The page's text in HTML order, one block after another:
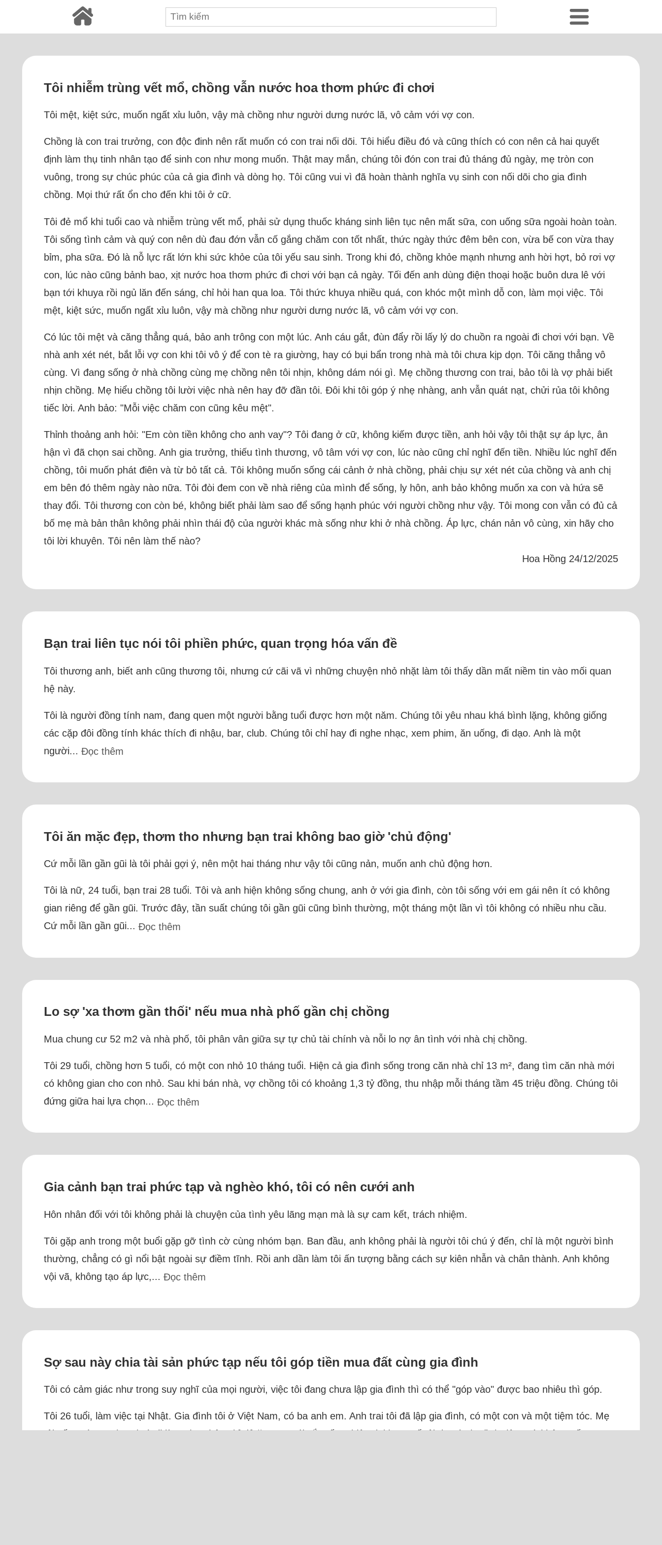
Tôi nhiễm trùng vết mổ, chồng vẫn nước hoa thơm phức đi chơi
Tôi mệt, kiệt sức, muốn ngất xỉu luôn, vậy mà chồng như người dưng nước lã, vô cảm với vợ con.
Chồng là con trai trưởng, con độc đinh nên rất muốn có con trai nối dõi. Tôi hiểu điều đó và cũng thích có con nên cả hai quyết
định làm thụ tinh nhân tạo để sinh con như mong muốn. Thật may mắn, chúng tôi đón con trai đủ tháng đủ ngày, mẹ tròn con
vuông, trong sự chúc phúc của cả gia đình và dòng họ. Tôi cũng vui vì đã hoàn thành nghĩa vụ sinh con nối dõi cho gia đình
chồng. Mọi thứ rất ổn cho đến khi tôi ở cữ.
Tôi đẻ mổ khi tuổi cao và nhiễm trùng vết mổ, phải sử dụng thuốc kháng sinh liên tục nên mất sữa, con uống sữa ngoài hoàn toàn.
Tôi sống tình cảm và quý con nên dù đau đớn vẫn cố gắng chăm con tốt nhất, thức ngày thức đêm bên con, vừa bế con vừa thay
bỉm, pha sữa. Đó là nỗ lực rất lớn khi sức khỏe của tôi yếu sau sinh. Trong khi đó, chồng khỏe mạnh nhưng anh hời hợt, bỏ rơi vợ
con, lúc nào cũng bảnh bao, xịt nước hoa thơm phức đi chơi với bạn cả ngày. Tối đến anh dùng điện thoại hoặc buôn dưa lê với
bạn tới khuya rồi ngủ lăn đến sáng, chỉ hỏi han qua loa. Tôi thức khuya nhiều quá, con khóc một mình dỗ con, làm mọi việc. Tôi
mệt, kiệt sức, muốn ngất xỉu luôn, vậy mà chồng như người dưng nước lã, vô cảm với vợ con.
Có lúc tôi mệt và căng thẳng quá, bảo anh trông con một lúc. Anh cáu gắt, đùn đẩy rồi lấy lý do chuồn ra ngoài đi chơi với bạn. Về
nhà anh xét nét, bắt lỗi vợ con khi tôi vô ý để con tè ra giường, hay có bụi bẩn trong nhà mà tôi chưa kịp dọn. Tôi căng thẳng vô
cùng. Vì đang sống ở nhà chồng cùng mẹ chồng nên tôi nhịn, không dám nói gì. Mẹ chồng thương con trai, bảo tôi là vợ phải biết
nhịn chồng. Mẹ hiểu chồng tôi lười việc nhà nên hay đỡ đần tôi. Đôi khi tôi góp ý nhẹ nhàng, anh vẫn quát nạt, chửi rủa tôi không
tiếc lời. Anh bảo: "Mỗi việc chăm con cũng kêu mệt".
Thỉnh thoảng anh hỏi: "Em còn tiền không cho anh vay"? Tôi đang ở cữ, không kiếm được tiền, anh hỏi vậy tôi thật sự áp lực, ân
hận vì đã chọn sai chồng. Anh gia trưởng, thiếu tình thương, vô tâm với vợ con, lúc nào cũng chỉ nghĩ đến tiền. Nhiều lúc nghĩ đến
chồng, tôi muốn phát điên và từ bỏ tất cả. Tôi không muốn sống cái cảnh ở nhà chồng, phải chịu sự xét nét của chồng và anh chị
em bên đó thêm ngày nào nữa. Tôi đòi đem con về nhà riêng của mình để sống, ly hôn, anh bảo không muốn xa con và hứa sẽ
thay đổi. Tôi thương con còn bé, không biết phải làm sao để sống hạnh phúc với người chồng như vậy. Tôi mong con vẫn có đủ cả
bố mẹ mà bản thân không phải nhìn thái độ của người khác mà sống như khi ở nhà chồng. Áp lực, chán nản vô cùng, xin hãy cho
tôi lời khuyên. Tôi nên làm thế nào?
Hoa Hồng 24/12/2025
Bạn trai liên tục nói tôi phiền phức, quan trọng hóa vấn đề
Tôi thương anh, biết anh cũng thương tôi, nhưng cứ cãi vã vì những chuyện nhỏ nhặt làm tôi thấy dần mất niềm tin vào mối quan
hệ này.
Tôi là người đồng tính nam, đang quen một người bằng tuổi được hơn một năm. Chúng tôi yêu nhau khá bình lặng, không giống
các cặp đôi đồng tính khác thích đi nhậu, bar, club. Chúng tôi chỉ hay đi nghe nhạc, xem phim, ăn uống, đi dạo. Anh là một
người...Đọc thêm
Tôi ăn mặc đẹp, thơm tho nhưng bạn trai không bao giờ 'chủ động'
Cứ mỗi lần gần gũi là tôi phải gợi ý, nên một hai tháng như vậy tôi cũng nản, muốn anh chủ động hơn.
Tôi là nữ, 24 tuổi, bạn trai 28 tuổi. Tôi và anh hiện không sống chung, anh ở với gia đình, còn tôi sống với em gái nên ít có không
gian riêng để gần gũi. Trước đây, tần suất chúng tôi gần gũi cũng bình thường, một tháng một lần vì tôi không có nhiều nhu cầu.
Cứ mỗi lần gần gũi...Đọc thêm
Lo sợ 'xa thơm gần thối' nếu mua nhà phố gần chị chồng
Mua chung cư 52 m2 và nhà phố, tôi phân vân giữa sự tự chủ tài chính và nỗi lo nợ ân tình với nhà chị chồng.
Tôi 29 tuổi, chồng hơn 5 tuổi, có một con nhỏ 10 tháng tuổi. Hiện cả gia đình sống trong căn nhà chỉ 13 m², đang tìm căn nhà mới
có không gian cho con nhỏ. Sau khi bán nhà, vợ chồng tôi có khoảng 1,3 tỷ đồng, thu nhập mỗi tháng tầm 45 triệu đồng. Chúng tôi
đứng giữa hai lựa chọn...Đọc thêm
Gia cảnh bạn trai phức tạp và nghèo khó, tôi có nên cưới anh
Hôn nhân đối với tôi không phải là chuyện của tình yêu lãng mạn mà là sự cam kết, trách nhiệm.
Tôi gặp anh trong một buổi gặp gỡ tình cờ cùng nhóm bạn. Ban đầu, anh không phải là người tôi chú ý đến, chỉ là một người bình
thường, chẳng có gì nổi bật ngoài sự điềm tĩnh. Rồi anh dần làm tôi ấn tượng bằng cách sự kiên nhẫn và chân thành. Anh không
vội vã, không tạo áp lực,...Đọc thêm
Sợ sau này chia tài sản phức tạp nếu tôi góp tiền mua đất cùng gia đình
Tôi có cảm giác như trong suy nghĩ của mọi người, việc tôi đang chưa lập gia đình thì có thể "góp vào" được bao nhiêu thì góp.
Tôi 26 tuổi, làm việc tại Nhật. Gia đình tôi ở Việt Nam, có ba anh em. Anh trai tôi đã lập gia đình, có một con và một tiệm tóc. Mẹ
tôi sống cùng anh trai và đi làm, thu nhập chỉ đủ ăn. Em gái sắp tốt nghiệp đại học. Bố tôi đã có gia đình riêng và không sống...